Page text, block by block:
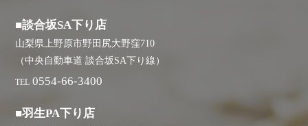
■談合坂SA下り店
山梨県上野原市野田尻大野窪710
（中央自動車道 談合坂SA下り線）
TEL 0554-66-3400
■羽生PA下り店